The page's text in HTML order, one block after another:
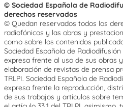
© Sociedad Española de
derechos reservados
© Quedan reservados todos los
radiofónicos y las obras y
como sobre los contenidos
Sociedad Española de
expresa frente al uso de sus obras
elaboración de revistas de prensa
TRLPI. Sociedad Española de
expresa frente la reproducción,
de sus trabajos y artículos sobre